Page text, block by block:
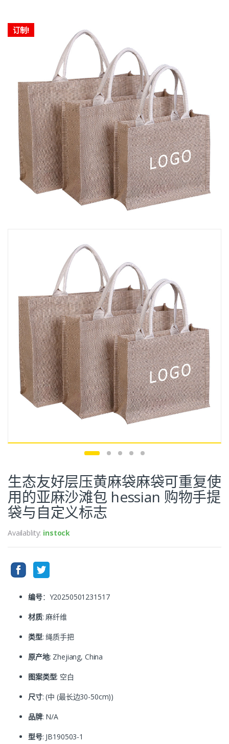
订制!
生态友好层压黄麻袋麻袋可重复使
用的亚麻沙滩包 hessian 购物手提
袋与自定义标志
Availablity: instock
编号：Y20250501231517
材质: 麻纤维
类型: 绳质手把
原产地: Zhejiang, China
图案类型: 空白
尺寸: (中 (最长边30-50cm))
品牌: N/A
型号: JB190503-1